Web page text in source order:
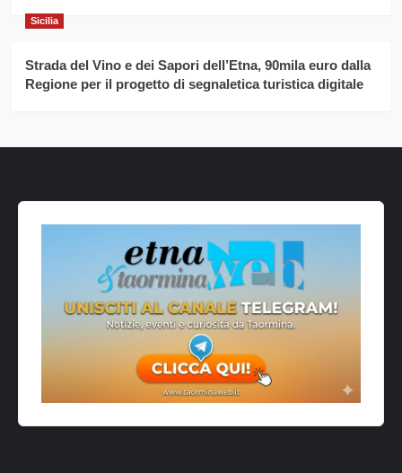
Sicilia
Strada del Vino e dei Sapori dell’Etna, 90mila euro dalla
Regione per il progetto di segnaletica turistica digitale